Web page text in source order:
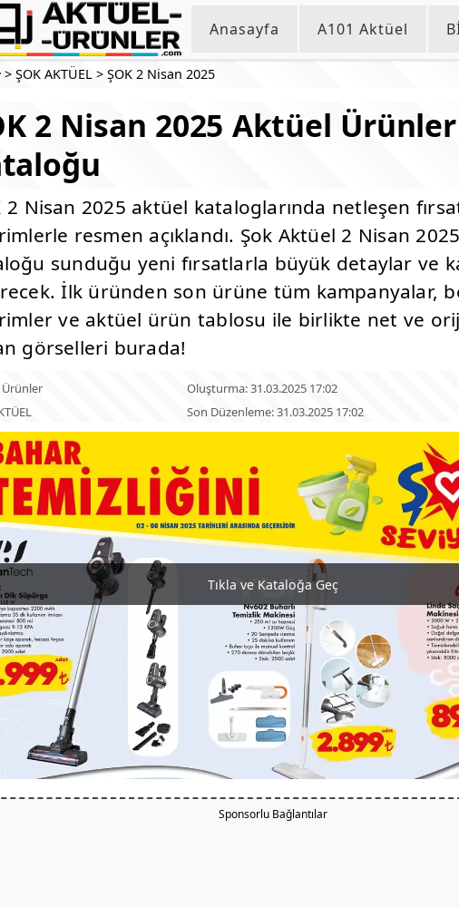
Anasayfa A101 Aktüel
> ŞOK AKTÜEL > ŞOK 2 Nisan 2025
2 Nisan 2025 Aktüel Ürünler
2 Nisan 2025 aktüel kataloglarında netleşen
resmen açıklandı. Şok Aktüel 2 Nisan
sunduğu yeni fırsatlarla büyük detaylar ve
İlk üründen son ürüne tüm kampanyalar,
ve aktüel ürün tablosu ile birlikte net ve
görselleri burada!
Oluşturma: 31.03.2025 17:02
Son Düzenleme: 31.03.2025 17:02
Tıkla ve Kataloğa Geç
Sponsorlu Bağlantılar